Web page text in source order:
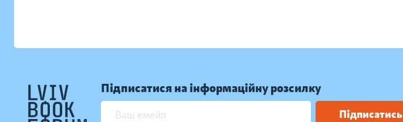
Підписатися на інформаційну розсилку
Підписатись